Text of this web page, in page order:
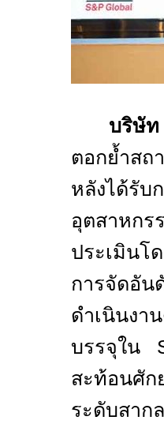
บริษัท
ตอกย้ำสถ
หลังได้รับ
อุตสาหก
ประเมินโ
การจัดอั
ดำเนินงา
บรรจุใน
สะท้อนศัก
ระดับสาก